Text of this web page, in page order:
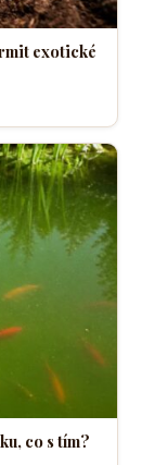
exotické
co s tím?